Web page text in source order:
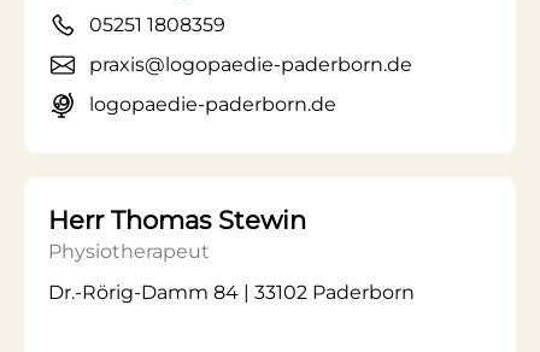
05251 1808359
praxis@logopaedie-paderborn.de
logopaedie-paderborn.de
Herr Thomas Stewin
Physiotherapeut
Dr.-Rörig-Damm 84 | 33102 Paderborn